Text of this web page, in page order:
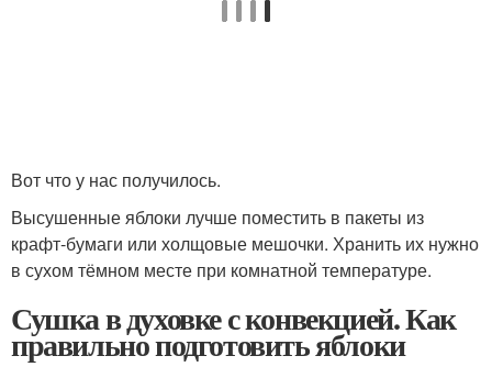
Вот что у нас получилось.
Высушенные яблоки лучше поместить в пакеты из
крафт‑бумаги или холщовые мешочки. Хранить их нужно
в сухом тёмном месте при комнатной температуре.
Сушка в духовке с конвекцией. Как
правильно подготовить яблоки